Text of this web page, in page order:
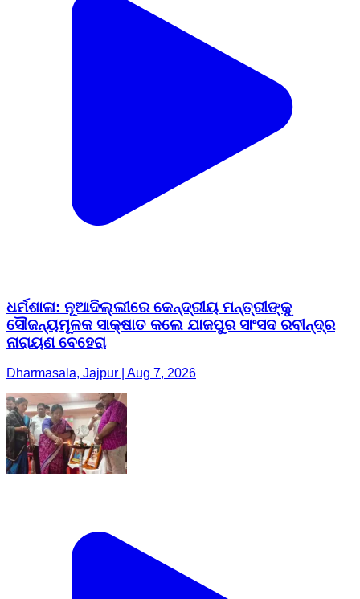
ଧର୍ମଶାଳା: ନୂଆଦିଲ୍ଲୀରେ କେନ୍ଦ୍ରୀୟ ମନ୍ତ୍ରୀଙ୍କୁ
ସୌଜନ୍ୟମୂଳକ ସାକ୍ଷାତ କଲେ ଯାଜପୁର ସାଂସଦ ରବୀନ୍ଦ୍ର
ନାରାୟଣ ବେହେରା
Dharmasala, Jajpur | Aug 7, 2026